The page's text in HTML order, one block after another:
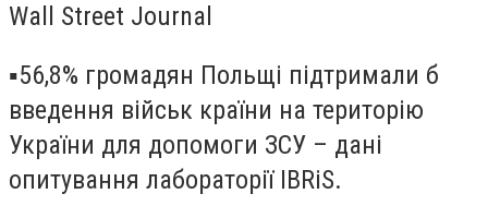
Wall Street Journal
▪️56,8% громадян Польщі підтримали б
введення військ країни на територію
України для допомоги ЗСУ – дані
опитування лабораторії IBRiS.